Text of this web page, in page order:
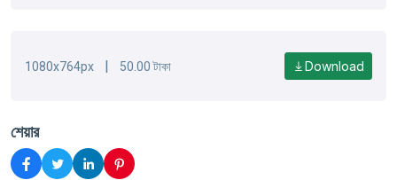
1080x764px | 50.00 টাকা Download
শেয়ার